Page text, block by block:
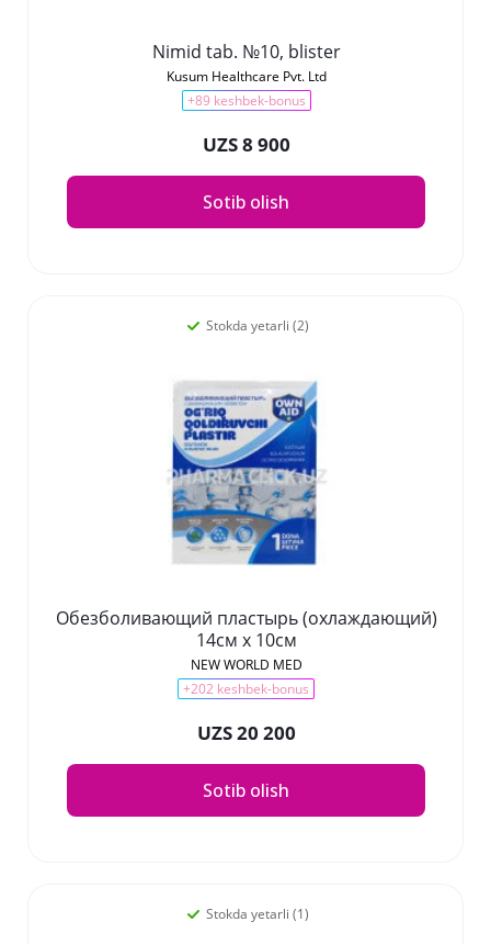
Nimid tab. №10, blister
Kusum Healthcare Pvt. Ltd
+89 keshbek-bonus
UZS 8 900
Sotib olish
Stokda yetarli (2)
Обезболивающий пластырь (охлаждающий)
14см х 10см
NEW WORLD MED
+202 keshbek-bonus
UZS 20 200
Sotib olish
Stokda yetarli (1)